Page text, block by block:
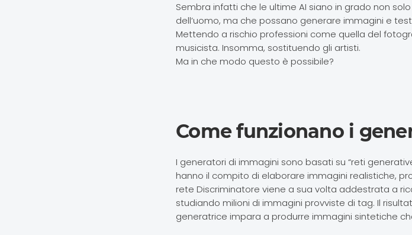
Sembra infatti che le ultime AI siano in grado non
dell’uomo, ma che possano generare immagini e
Mettendo a rischio professioni come quella del
musicista. Insomma, sostituendo gli artisti.
Ma in che modo questo è possibile?
Come funzionano i
I generatori di immagini sono basati su “reti
hanno il compito di elaborare immagini realistiche,
rete Discriminatore viene a sua volta addestrata a
studiando milioni di immagini provviste di tag. Il
generatrice impara a produrre immagini sintetiche